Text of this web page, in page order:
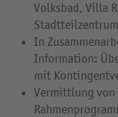
Volksbad, Villa
In
Information:
mit
Vermittlung